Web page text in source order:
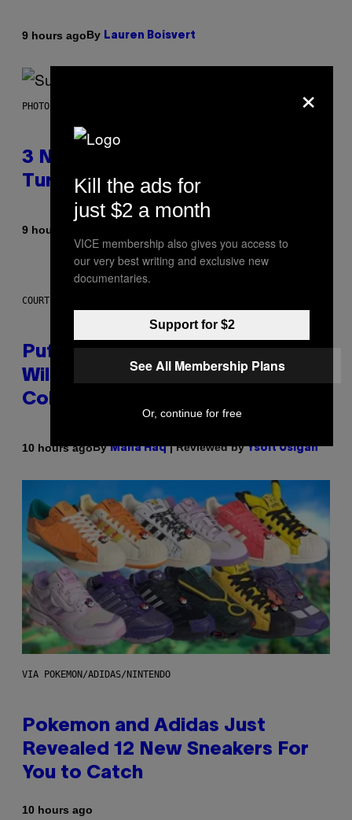
9 hours agoBy Lauren Boisvert
PHOTO BY NIELS VAN IPEREN/GETTY IMAGES
3 No-Skip Britpop Albums
Turning 30 This Year
9 hours ago
COURTESY OF PUFFCO
Puffco Went Full Gamer With Its
Wild New Plasma Peak Pro
Colorway
10 hours agoByMaha Haq| Reviewed byYsolt Usigan
VIA POKEMON/ADIDAS/NINTENDO
Pokemon and Adidas Just
Revealed 12 New Sneakers For
You to Catch
10 hours ago
×
Kill the ads for
just $2 a month
VICE membership also gives you access to
our very best writing and exclusive new
documentaries.
Support for $2
See All Membership Plans
Or, continue for free